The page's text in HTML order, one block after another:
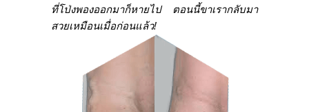
ที่โป่งพองออกมาก็หายไป ตอนนี้ขาเรากลับมา
สวยเหมือนเมื่อก่อนแล้ว!